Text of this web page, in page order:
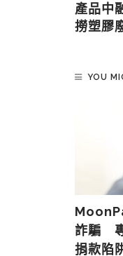
產品中
撈塑膠
YOU
詐騙
捐款陷